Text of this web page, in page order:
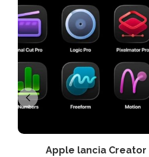
Apple lancia Creator